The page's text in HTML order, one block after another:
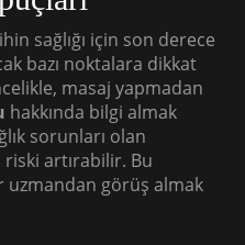
sağlığı için son derece
bazı noktalara dikkat
masaj yapmadan
hakkında bilgi almak
sorunları olan
riski artırabilir. Bu
uzmandan görüş almak